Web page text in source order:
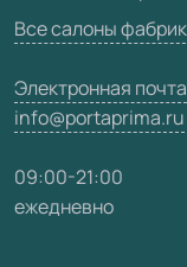
Все салоны
Электронная почта
info@portaprima.ru
09:00-21:00
ежедневно